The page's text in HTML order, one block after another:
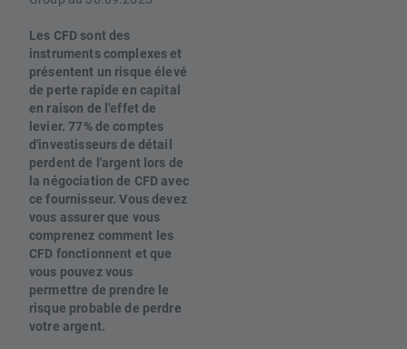
Les CFD sont des
instruments complexes et
présentent un risque élevé
de perte rapide en capital
en raison de l'effet de
levier. 77% de comptes
d'investisseurs de détail
perdent de l'argent lors de
la négociation de CFD avec
ce fournisseur. Vous devez
vous assurer que vous
comprenez comment les
CFD fonctionnent et que
vous pouvez vous
permettre de prendre le
risque probable de perdre
votre argent.